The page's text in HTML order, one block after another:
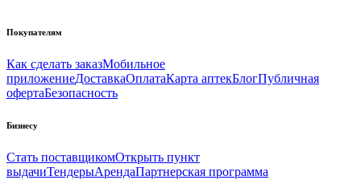
Покупателям
Как сделать заказМобильное
приложениеДоставкаОплатаКарта аптекБлогПубличная
офертаБезопасность
Бизнесу
Стать поставщикомОткрыть пункт
выдачиТендерыАрендаПартнерская программа